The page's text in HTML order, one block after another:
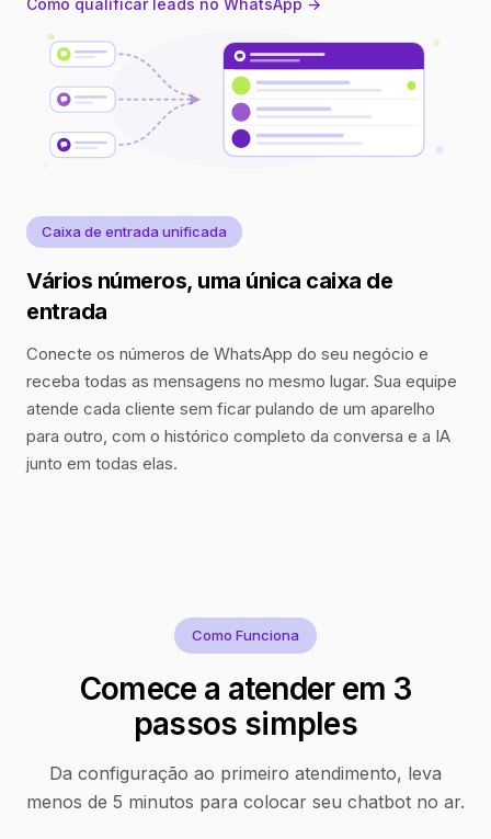
Como qualificar leads no WhatsApp →
Caixa de entrada unificada
Vários números, uma única caixa de
entrada
Conecte os números de WhatsApp do seu negócio e
receba todas as mensagens no mesmo lugar. Sua equipe
atende cada cliente sem ficar pulando de um aparelho
para outro, com o histórico completo da conversa e a IA
junto em todas elas.
Como Funciona
Comece a atender em 3
passos simples
Da configuração ao primeiro atendimento, leva
menos de 5 minutos para colocar seu chatbot no ar.